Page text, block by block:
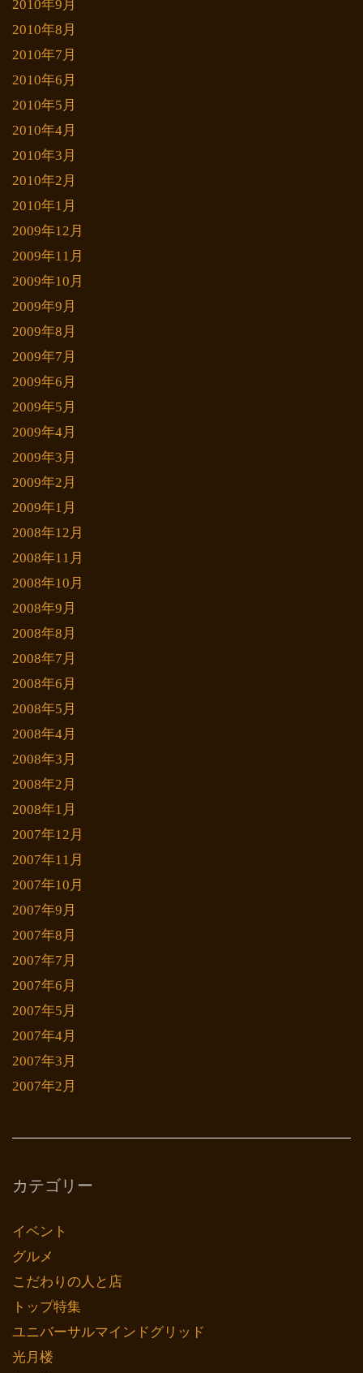
2010年9月
2010年8月
2010年7月
2010年6月
2010年5月
2010年4月
2010年3月
2010年2月
2010年1月
2009年12月
2009年11月
2009年10月
2009年9月
2009年8月
2009年7月
2009年6月
2009年5月
2009年4月
2009年3月
2009年2月
2009年1月
2008年12月
2008年11月
2008年10月
2008年9月
2008年8月
2008年7月
2008年6月
2008年5月
2008年4月
2008年3月
2008年2月
2008年1月
2007年12月
2007年11月
2007年10月
2007年9月
2007年8月
2007年7月
2007年6月
2007年5月
2007年4月
2007年3月
2007年2月
カテゴリー
イベント
グルメ
こだわりの人と店
トップ特集
ユニバーサルマインドグリッド
光月楼